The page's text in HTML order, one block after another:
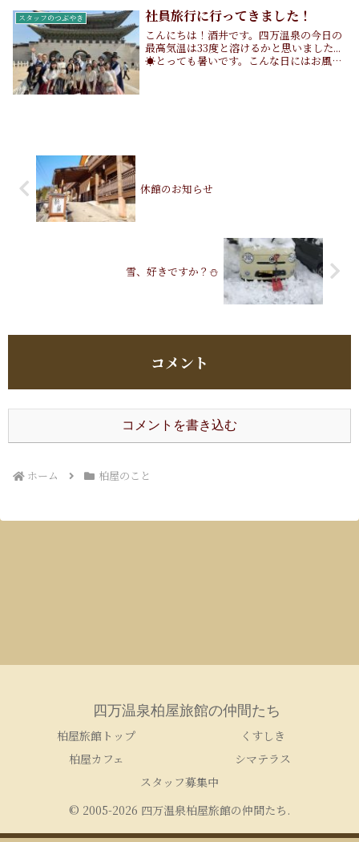
スタッフのつぶやき 社員旅行に行ってきました！
こんにちは！酒井です。四万温泉の今日の
最高気温は33度と溶けるかと思いました...
☀️とっても暑いです。こんな日にはお風呂
休館のお知らせ
雪、好きですか？⛄️
コメント
コメントを書き込む
ホーム 柏屋のこと
四万温泉柏屋旅館の仲間たち
柏屋旅館トップ
くすしき
柏屋カフェ
シマテラス
スタッフ募集中
© 2005-2026 四万温泉柏屋旅館の仲間たち.